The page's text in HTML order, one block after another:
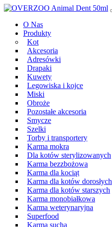
Przeskocz
treści
Main
Navigation
O Nas
Produkty
Kot
Akcesoria
Adresówki
Drapaki
Kuwety
Legowiska i kojce
Miski
Obroże
Pozostałe akcesoria
Smycze
Szelki
Torby i transportery
Karma mokra
Dla kotów sterylizowanych
Karma bezzbożowa
Karma dla kociąt
Karma dla kotów dorosłych
Karma dla kotów starszych
Karma monobiałkowa
Karma weterynaryjna
Superfood
Karma sucha